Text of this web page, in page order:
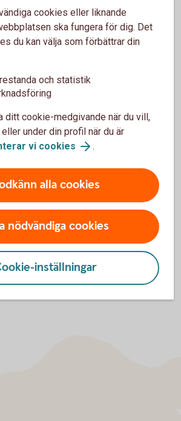
en borgensgaranti till Nordafrika?
garantier lokalt i exempelvis
använda, Standbyremburs eller
innehåll behöver du först
cookies för Funktioner, prestanda
för cookies
cookies eller liknande
ska fungera för dig. Det
du kan välja som förbättrar din
och statistik
ditt cookie-medgivande när du vill,
under din profil när du är
vi cookies .
alla cookies
nödvändiga cookies
inställningar